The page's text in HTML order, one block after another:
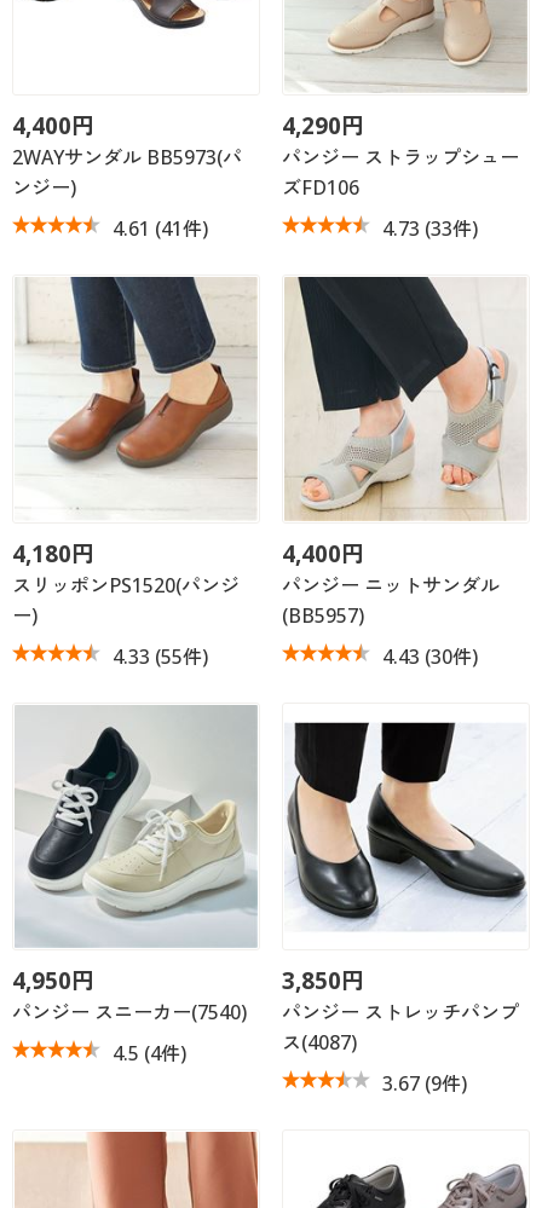
4,400円
2WAYサンダル BB5973(パ
ンジー)
4.61 (41件)
4,290円
パンジー ストラップシュー
ズFD106
4.73 (33件)
4,180円
スリッポンPS1520(パンジ
ー)
4.33 (55件)
4,400円
パンジー ニットサンダル
(BB5957)
4.43 (30件)
4,950円
パンジー スニーカー(7540)
4.5 (4件)
3,850円
パンジー ストレッチパンプ
ス(4087)
3.67(9件)